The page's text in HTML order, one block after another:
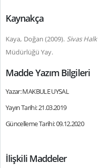
Kaynakça
Kaya, Doğan (2009). Sivas
Müdürlüğü Yay.
Madde Yazım Bilgileri
Yazar: MAKBULE UYSAL
Yayın Tarihi: 21.03.2019
Güncelleme Tarihi: 09.12.2020
İlişkili Maddeler